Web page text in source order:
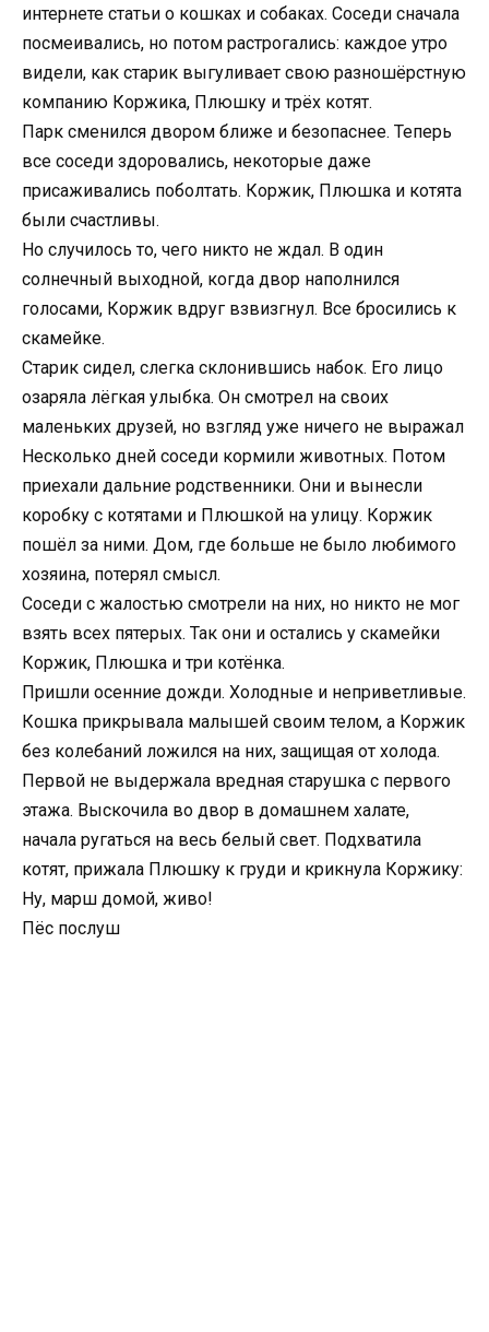
интернете статьи о кошках и собаках. Соседи сначала
посмеивались, но потом растрогались: каждое утро
видели, как старик выгуливает свою разношёрстную
компанию Коржика, Плюшку и трёх котят.
Парк сменился двором ближе и безопаснее. Теперь
все соседи здоровались, некоторые даже
присаживались поболтать. Коржик, Плюшка и котята
были счастливы.
Но случилось то, чего никто не ждал. В один
солнечный выходной, когда двор наполнился
голосами, Коржик вдруг взвизгнул. Все бросились к
скамейке.
Старик сидел, слегка склонившись набок. Его лицо
озаряла лёгкая улыбка. Он смотрел на своих
маленьких друзей, но взгляд уже ничего не выражал
Несколько дней соседи кормили животных. Потом
приехали дальние родственники. Они и вынесли
коробку с котятами и Плюшкой на улицу. Коржик
пошёл за ними. Дом, где больше не было любимого
хозяина, потерял смысл.
Соседи с жалостью смотрели на них, но никто не мог
взять всех пятерых. Так они и остались у скамейки
Коржик, Плюшка и три котёнка.
Пришли осенние дожди. Холодные и неприветливые.
Кошка прикрывала малышей своим телом, а Коржик
без колебаний ложился на них, защищая от холода.
Первой не выдержала вредная старушка с первого
этажа. Выскочила во двор в домашнем халате,
начала ругаться на весь белый свет. Подхватила
котят, прижала Плюшку к груди и крикнула Коржику:
Ну, марш домой, живо!
Пёс послуш